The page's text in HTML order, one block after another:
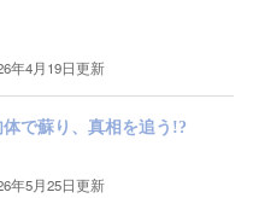
年4月19日更新
で蘇り、真相を追う!?
年5月25日更新